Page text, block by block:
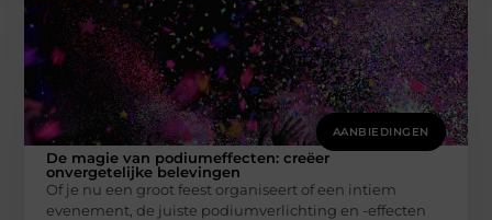
AANBIEDINGEN
De magie van podiumeffecten: creëer
onvergetelijke belevingen
Of je nu een groot feest organiseert of een intiem
evenement, de juiste podiumverlichting en -effecten